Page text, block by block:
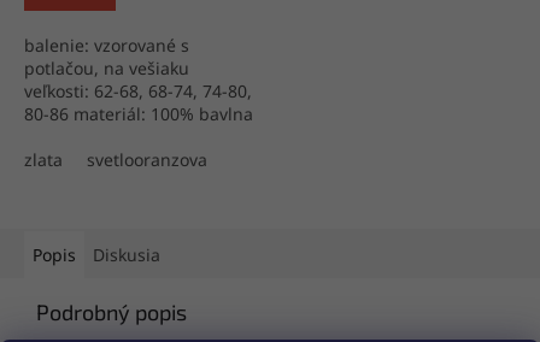
balenie: vzorované s
potlačou, na vešiaku
veľkosti: 62-68, 68-74, 74-80,
80-86 materiál: 100% bavlna
zlata
svetlooranzova
Popis Diskusia
Podrobný popis